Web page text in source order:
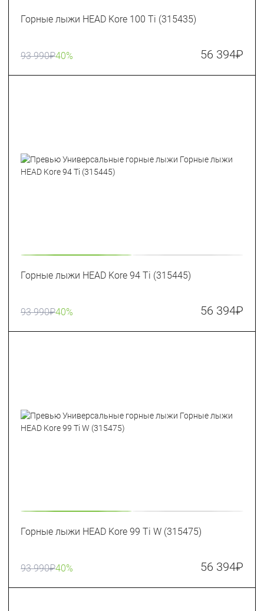
Горные лыжи HEAD Kore 100 Ti (315435)
93 990₽40% 56 394₽
Горные лыжи HEAD Kore 94 Ti (315445)
93 990₽40% 56 394₽
Горные лыжи HEAD Kore 99 Ti W (315475)
93 990₽40% 56 394₽